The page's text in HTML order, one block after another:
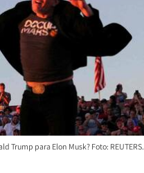
Trump para Elon Musk? Foto: REUTERS.